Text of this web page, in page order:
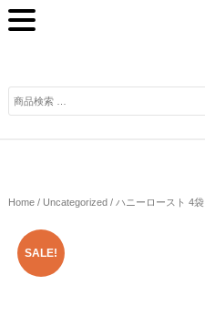
検
索
Home/ Uncategorized/ ハニーロースト 4袋
SALE!